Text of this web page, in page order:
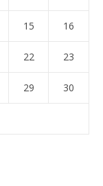
15 16
22 23
29 30